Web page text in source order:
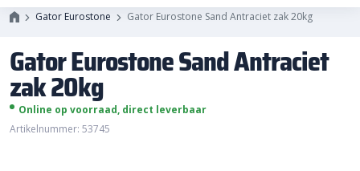
Gator Eurostone Gator Eurostone Sand Antraciet zak 20kg
Gator Eurostone Sand Antraciet
zak 20kg
Online op voorraad, direct leverbaar
Artikelnummer: 53745